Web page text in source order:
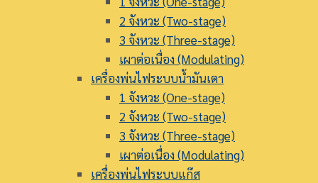
2 จังหวะ (Two-stage)
3 จังหวะ (Three-stage)
เผาต่อเนื่อง (Modulating)
เครื่องพ่นไฟระบบน้ำมันเตา
1 จังหวะ (One-stage)
2 จังหวะ (Two-stage)
3 จังหวะ (Three-stage)
เผาต่อเนื่อง (Modulating)
เครื่องพ่นไฟระบบแก๊ส